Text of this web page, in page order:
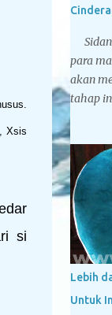
Xsis
si
para
akan
tahap
pokok-
dalam
Jika
maka
Lebih
Untuk